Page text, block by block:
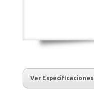
Ver Especificaciones